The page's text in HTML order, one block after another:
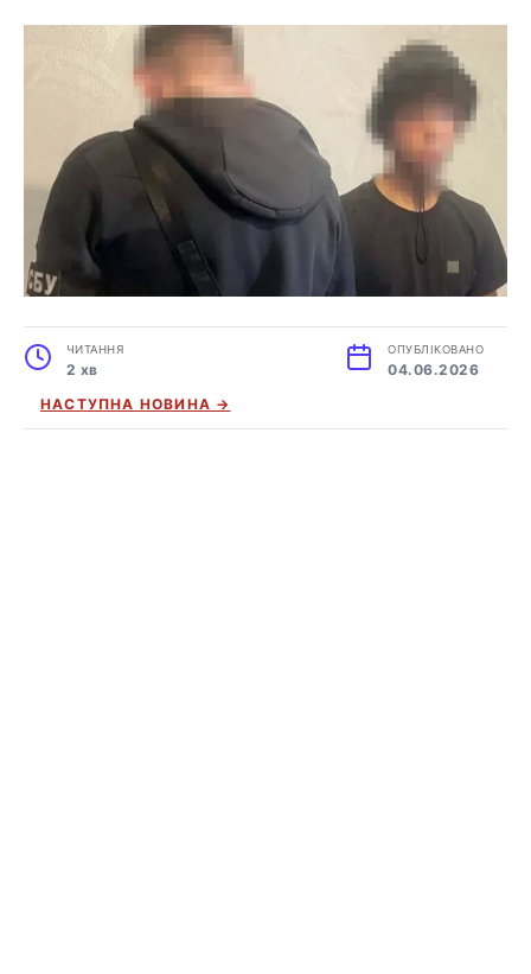
ЧИТАННЯ
2 хв
ОПУБЛІКОВАНО
04.06.2026
НАСТУПНА НОВИНА →